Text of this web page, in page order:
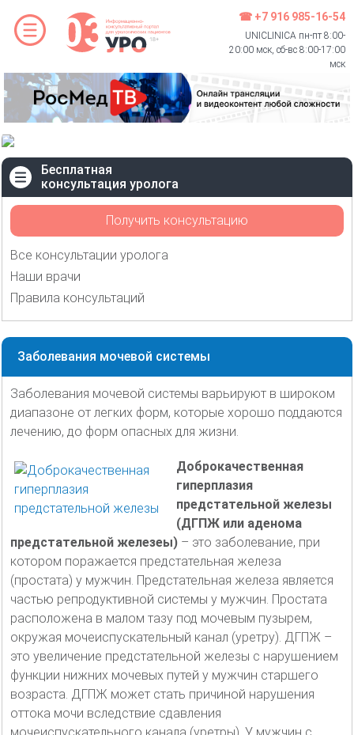
☎ +7 916 985-16-54
UNICLINICA пн-пт 8:00-
20:00 мск, сб-вс 8:00-17:00
мск
Бесплатная
консультация уролога
Получить консультацию
Все консультации уролога
Наши врачи
Правила консультаций
Заболевания мочевой системы
Заболевания мочевой системы варьируют в широком
диапазоне от легких форм, которые хорошо поддаются
лечению, до форм опасных для жизни.
Доброкачественная
гиперплазия
предстательной железы
(ДГПЖ или аденома
предстательной железеы) – это заболевание, при
котором поражается предстательная железа
(простата) у мужчин. Предстательная железа является
частью репродуктивной системы у мужчин. Простата
расположена в малом тазу под мочевым пузырем,
окружая мочеиспускательный канал (уретру). ДГПЖ –
это увеличение предстательной железы с нарушением
функции нижних мочевых путей у мужчин старшего
возраста. ДГПЖ может стать причиной нарушения
оттока мочи вследствие сдавления